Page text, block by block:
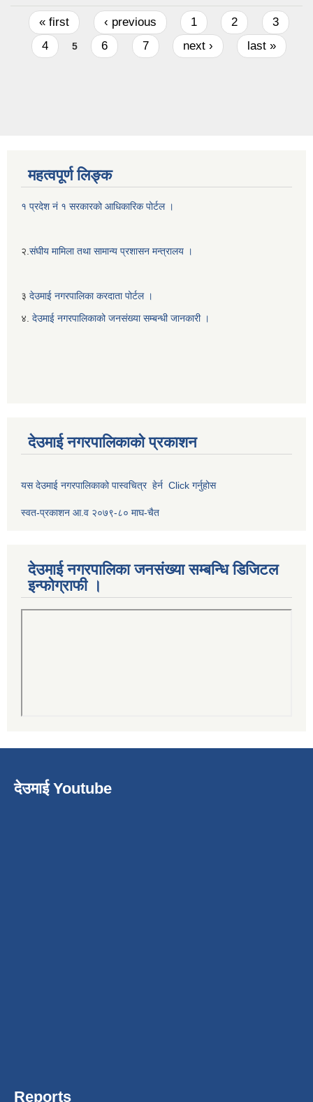
Pages
« first ‹ previous 1 2
3
4
5 6 7 next › last »
महत्वपूर्ण लिङ्क
१ प्रदेश नं १ सरकारको आधिकारिक पोर्टल ।
२. संघीय मामिला तथा सामान्य प्रशासन मन्त्रालय ।
३ देउमाई नगरपालिका करदाता पोर्टल ।
४. देउमाई नगरपालिकाको जनसंख्या सम्बन्धी जानकारी ।
देउमाई नगरपालिकाको प्रकाशन
यस देउमाई नगरपालिकाको पास्वचित्र हेर्न Click गर्नुहोस
स्वत-प्रकाशन आ.व २०७९-८० माघ-चैत
देउमाई नगरपालिका जनसंख्या सम्बन्धि डिजिटल
इन्फोग्राफी ।
देउमाई Youtube
Reports